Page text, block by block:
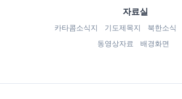
자료실
카타콤소식지 기도제목지 북한소식
동영상자료
배경화면